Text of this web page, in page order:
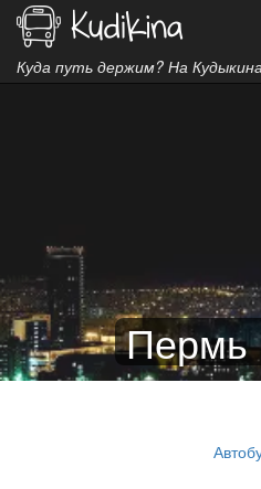
Куда путь держим? На
Пермь